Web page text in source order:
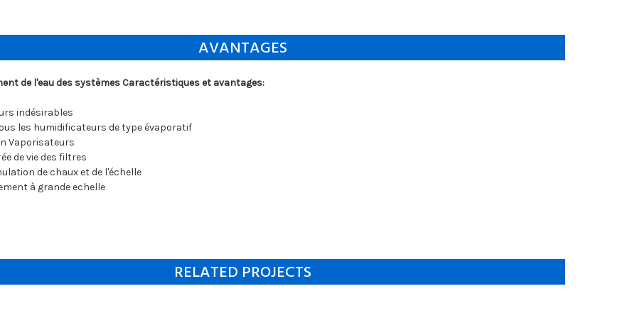
AVANTAGES
de l'eau des systèmes Caractéristiques et avantages:
indésirables
les humidificateurs de type évaporatif
Vaporisateurs
de vie des filtres
de chaux et de l'échelle
à grande echelle
RELATED PROJECTS